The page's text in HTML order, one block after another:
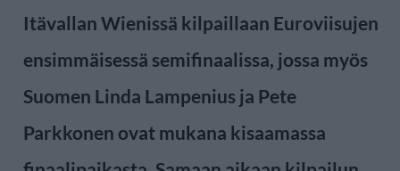
Itävallan Wienissä kilpaillaan Euroviisujen
ensimmäisessä semifinaalissa, jossa myös
Suomen Linda Lampenius ja Pete
Parkkonen ovat mukana kisaamassa